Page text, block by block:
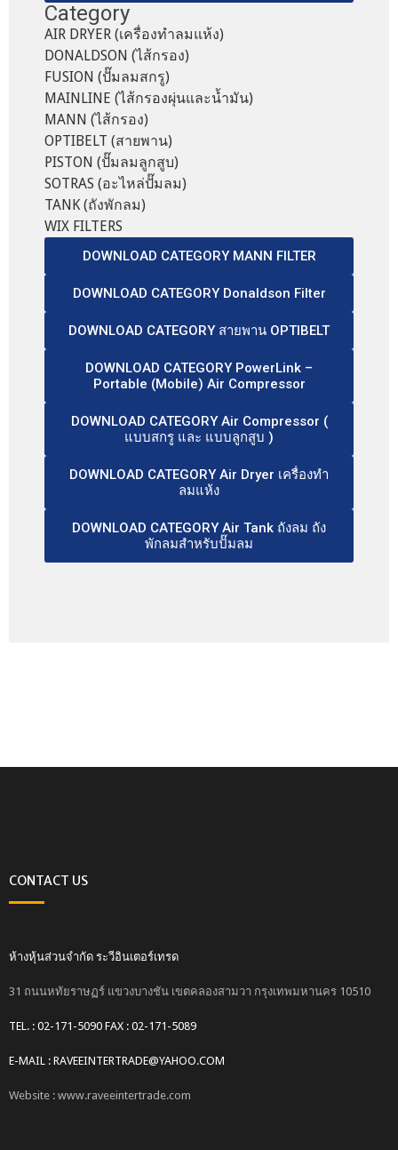
Category
AIR DRYER (เครื่องทำลมแห้ง)
DONALDSON (ไส้กรอง)
FUSION (ปั๊มลมสกรู)
MAINLINE (ไส้กรองผุ่นและน้ำมัน)
MANN (ไส้กรอง)
OPTIBELT (สายพาน)
PISTON (ปั๊มลมลูกสูบ)
SOTRAS (อะไหล่ปั๊มลม)
TANK (ถังพักลม)
WIX FILTERS
DOWNLOAD CATEGORY MANN FILTER
DOWNLOAD CATEGORY Donaldson Filter
DOWNLOAD CATEGORY สายพาน OPTIBELT
DOWNLOAD CATEGORY PowerLink –
Portable (Mobile) Air Compressor
DOWNLOAD CATEGORY Air Compressor (
แบบสกรู และ แบบลูกสูบ )
DOWNLOAD CATEGORY Air Dryer เครื่องทำ
ลมแห้ง
DOWNLOAD CATEGORY Air Tank ถังลม ถัง
พักลมสำหรับปั๊มลม
CONTACT US
ห้างหุ้นส่วนจำกัด ระวีอินเตอร์เทรด
31 ถนนหทัยราษฏร์ แขวงบางชัน เขตคลองสามวา กรุงเทพมหานคร 10510
TEL. : 02-171-5090 FAX : 02-171-5089
E-MAIL : RAVEEINTERTRADE@YAHOO.COM
Website : www.raveeintertrade.com